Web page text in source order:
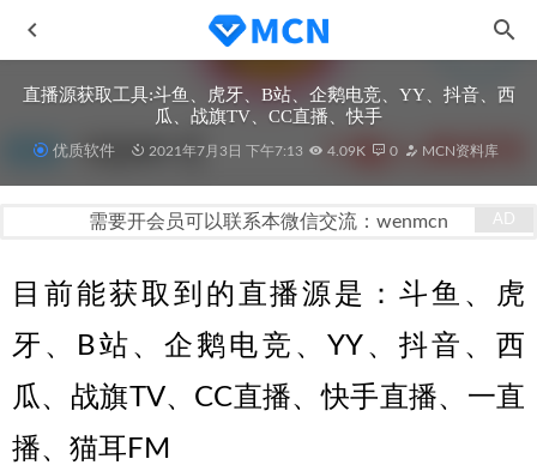
直播源获取工具:斗鱼、虎牙、B站、企鹅电竞、YY、抖音、西
瓜、战旗TV、CC直播、快手
优质软件 2021年7月3日 下午7:13 4.09K 0 MCN资料库
需要开会员可以联系本微信交流：wenmcn
目前能获取到的直播源是：斗鱼、虎
牙、B站、企鹅电竞、YY、抖音、西
瓜、战旗TV、CC直播、快手直播、一直
播、猫耳FM
美拍MCN机构入驻指南
2020-11-09
奇秀直播公会入驻指南
2020-11-09
HEU KMS Activator(win+office激活) v24.0.0
2021-07-24
看看短视频那些赚钱的小道道 那也些普通人赚大钱的方法